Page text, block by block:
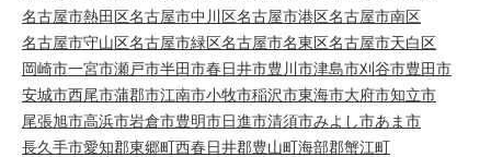
名古屋市熱田区名古屋市中川区名古屋市港区名古屋市南区
名古屋市守山区名古屋市緑区名古屋市名東区名古屋市天白区
岡崎市一宮市瀬戸市半田市春日井市豊川市津島市刈谷市豊田市
安城市西尾市蒲郡市江南市小牧市稲沢市東海市大府市知立市
尾張旭市高浜市岩倉市豊明市日進市清須市みよし市あま市
長久手市愛知郡東郷町西春日井郡豊山町海部郡蟹江町